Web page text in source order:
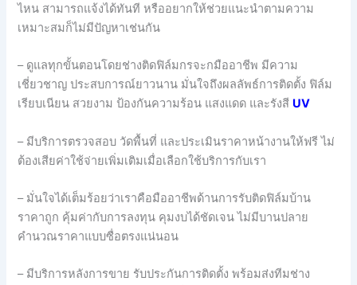
ไหน สามารถแจ้งได้ทันที หรืออยากให้ช่วยแนะนำตามความ
เหมาะสมก็ไม่มีปัญหาเช่นกัน
– ดูแลทุกขั้นตอนโดยช่างติดฟิล์มกรจะกมืออาชีพ มีความ
เชี่ยวชาญ ประสบการณ์ยาวนาน มั่นใจถึงผลลัพธ์การติดตั้ง ฟิล์ม
เรียบเนียน สวยงาม ป้องกันความร้อน แสงแดด และรังสี UV
– มีบริการตรวจสอบ วัดพื้นที่ และประเมินราคาหน้างานให้ฟรี ไม่
ต้องเสียค่าใช้จ่ายเพิ่มเติมเมื่อเลือกใช้บริการกับเรา
– มั่นใจได้เต็มร้อยว่าเราคือมืออาชีพด้านการรับติดฟิล์มบ้าน
ราคาถูก คุ้มค่ากับการลงทุน คุมงบได้ชัดเจน ไม่มีบานปลาย
คำนวณราคาแบบซื่อตรงแน่นอน
– มีบริการหลังการขาย รับประกันการติดตั้ง พร้อมส่งทีมช่าง